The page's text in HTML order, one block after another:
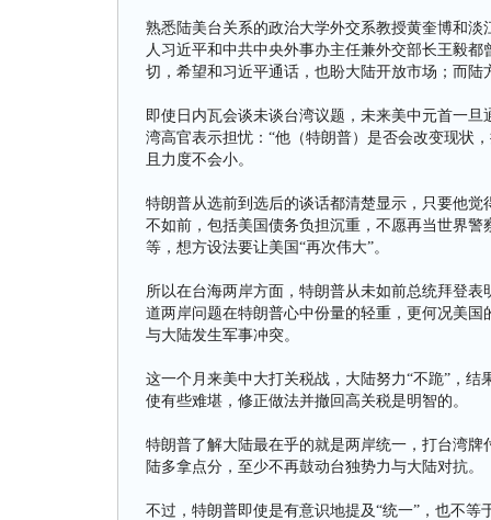
熟悉陆美台关系的政治大学外交系教授黄奎博和
人习近平和中共中央外事办主任兼外交部长王毅
切，希望和习近平通话，也盼大陆开放市场；而
即使日内瓦会谈未谈台湾议题，未来美中元首一
湾高官表示担忧：“他（特朗普）是否会改变现状
且力度不会小。
特朗普从选前到选后的谈话都清楚显示，只要他
不如前，包括美国债务负担沉重，不愿再当世界
等，想方设法要让美国“再次伟大”。
所以在台海两岸方面，特朗普从未如前总统拜登
道两岸问题在特朗普心中份量的轻重，更何况美
与大陆发生军事冲突。
这一个月来美中大打关税战，大陆努力“不跪”，结
使有些难堪，修正做法并撤回高关税是明智的。
特朗普了解大陆最在乎的就是两岸统一，打台湾
陆多拿点分，至少不再鼓动台独势力与大陆对抗。
不过，特朗普即使是有意识地提及“统一”，也不